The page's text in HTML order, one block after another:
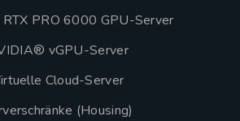
PRO 6000 GPU-Server
vGPU-Server
Cloud-Server
(Housing)